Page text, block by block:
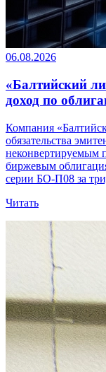
06.08.2026
«Балтийский
доход по
Компания
обязательства
неконвертируемым
биржевым
серии БО-П08 за
Читать